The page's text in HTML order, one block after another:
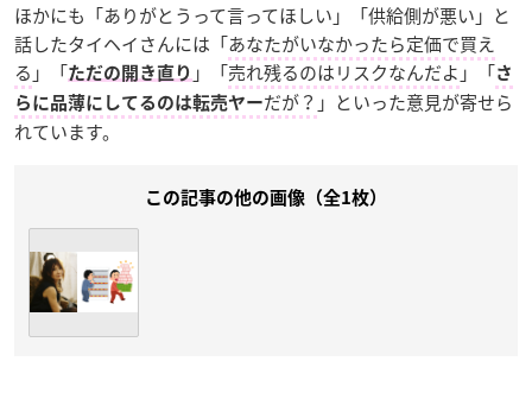
ほかにも「ありがとうって言ってほしい」「供給側が悪い」と
話したタイヘイさんには「あなたがいなかったら定価で買え
る 」「ただの開き直り 」「売れ残るのはリスクなんだよ 」「さ
らに品薄にしてるのは転売ヤーだが？ 」といった意見が寄せら
れています。
この記事の他の画像（全1枚）